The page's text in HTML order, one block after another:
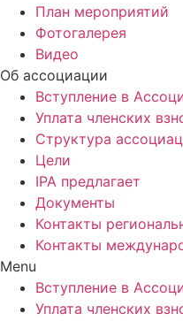
План мероприятий
Фотогалерея
Видео
Об ассоциации
Вступление в
Уплата членских
Структура
Цели
IPA предлагает
Документы
Контакты
Контакты
Menu
Вступление в
Уплата членских